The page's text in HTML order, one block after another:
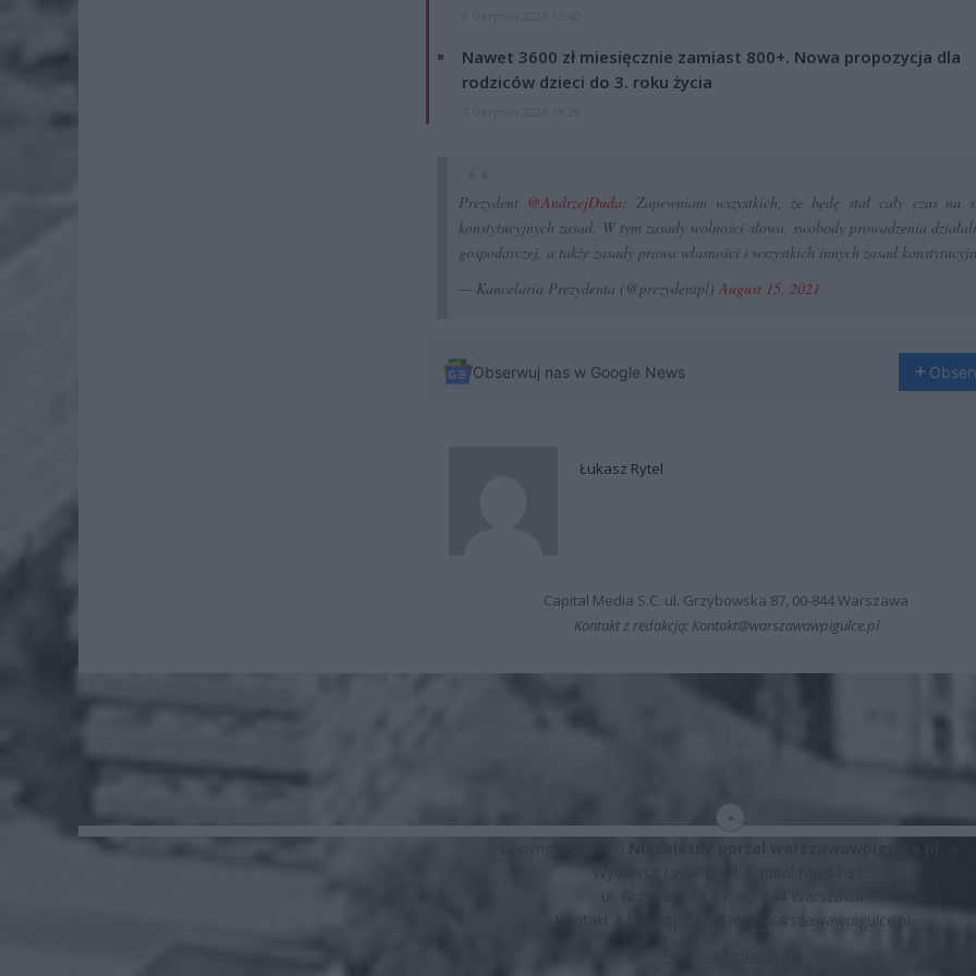
Nawet 3600 zł miesięcznie zamiast 800+. Nowa propozycja dla
rodziców dzieci do 3. roku życia
Prezydent @AndrzejDuda: Zapewniam wszystkich, że będę stał cały czas na
konstytucyjnych zasad. W tym zasady wolności słowa, swobody prowadzenia
gospodarczej, a także zasady prawa własności i wszystkich innych zasad
— Kancelaria Prezydenta (@prezydentpl) August 15, 2021
Obserwuj nas w Google News
Łukasz Rytel
Capital Media S.C. ul. Grzybowska 87, 00-844 Warszawa
Kontakt z redakcją: Kontakt@warszawawpigulce.pl
Kontakt z redakcją:
Kontakt@warszawawpigulce.pl